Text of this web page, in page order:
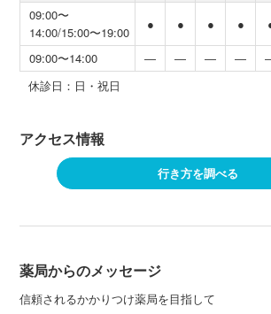
09:00〜
14:00/15:00〜19:00
● ● ● ●
09:00〜14:00 ― ― ― ―
休診日：日・祝日
アクセス情報
行き方を調べる
薬局からのメッセージ
信頼されるかかりつけ薬局を目指して